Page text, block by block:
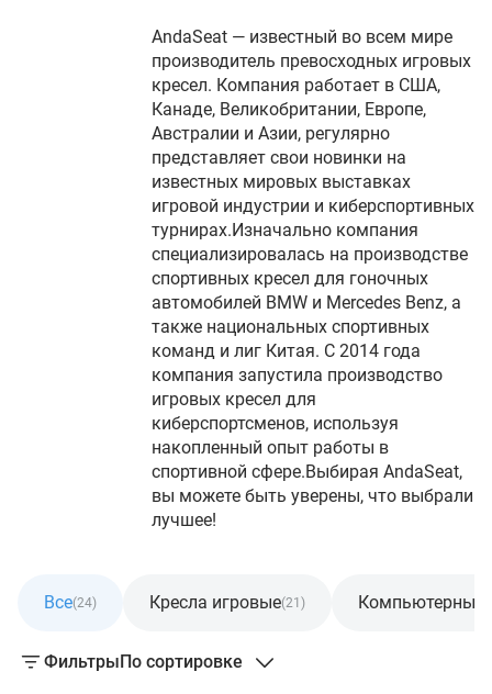
AndaSeat — известный во всем мире
производитель превосходных игровых
кресел. Компания работает в США,
Канаде, Великобритании, Европе,
Австралии и Азии, регулярно
представляет свои новинки на
известных мировых выставках
игровой индустрии и киберспортивных
турнирах.Изначально компания
специализировалась на производстве
спортивных кресел для гоночных
автомобилей BMW и Mercedes Benz, а
также национальных спортивных
команд и лиг Китая. С 2014 года
компания запустила производство
игровых кресел для
киберспортсменов, используя
накопленный опыт работы в
спортивной сфере.Выбирая AndaSeat,
вы можете быть уверены, что выбрали
лучшее!
Все(24) Кресла игровые(21) Компьютерные
ФильтрыПо сортировке